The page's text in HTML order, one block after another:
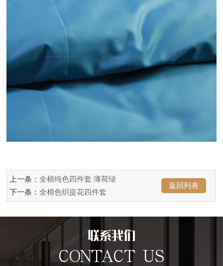
上一条：全棉纯色四件套 薄荷绿
下一条：全棉色织提花四件套
返回列表
联系我们
CONTACT US